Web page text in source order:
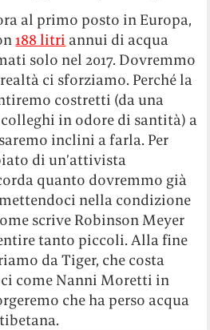
al primo posto in Europa,
188 litri annui di acqua
solo nel 2017. Dovremmo
ci sforziamo. Perché la
costretti (da una
in odore di santità) a
inclini a farla. Per
di un’attivista
quanto dovremmo già
nella condizione
scrive Robinson Meyer
tanto piccoli. Alla fine
da Tiger, che costa
come Nanni Moretti in
che ha perso acqua